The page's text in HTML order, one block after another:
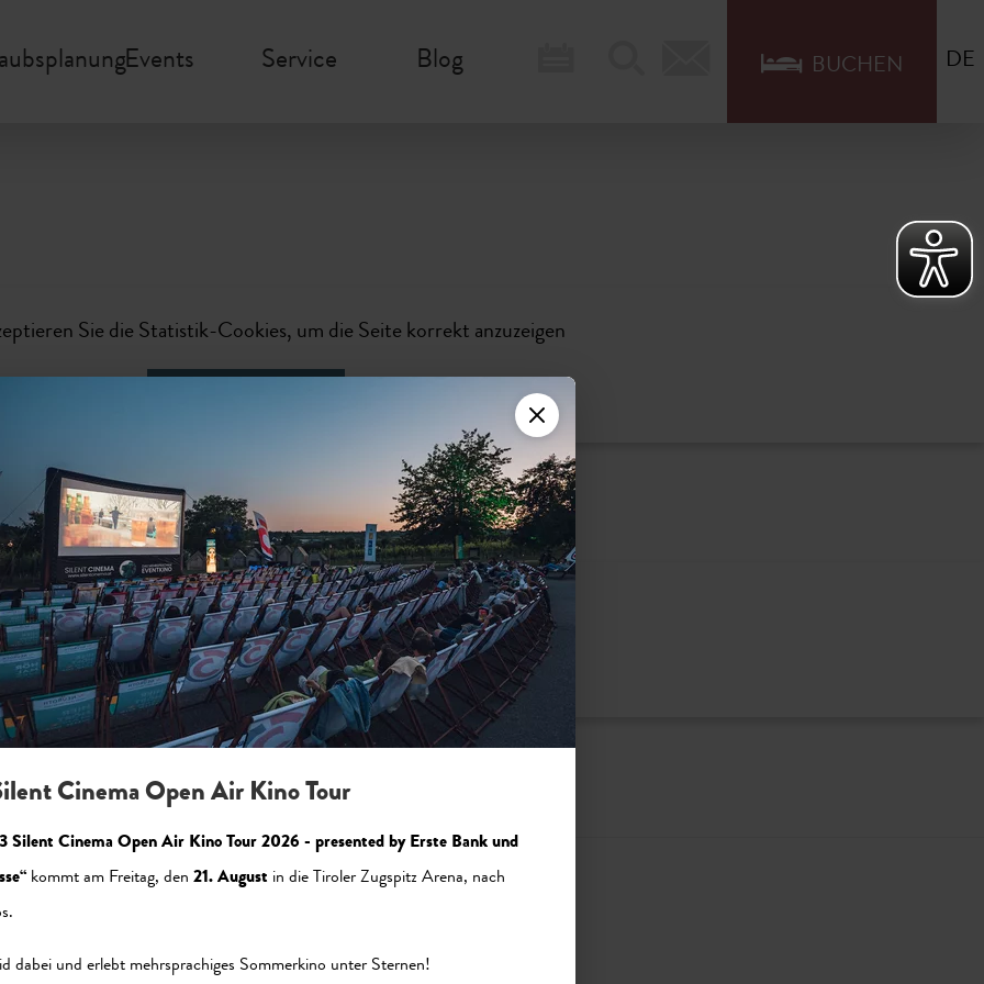
Events Service Blog BUCHEN DE
Sie die Statistik-Cookies, um die Seite korrekt anzuzeigen
Sie die Statistik-Cookies, um die Seite korrekt anzuzeigen
Jetzt aktivieren
Cinema Open Air Kino Tour
Silent Cinema Open Air Kino Tour 2026 - presented by Erste Bank und
kommt am Freitag, den 21. August in die Tiroler Zugspitz Arena, nach
dabei und erlebt mehrsprachiges Sommerkino unter Sternen!